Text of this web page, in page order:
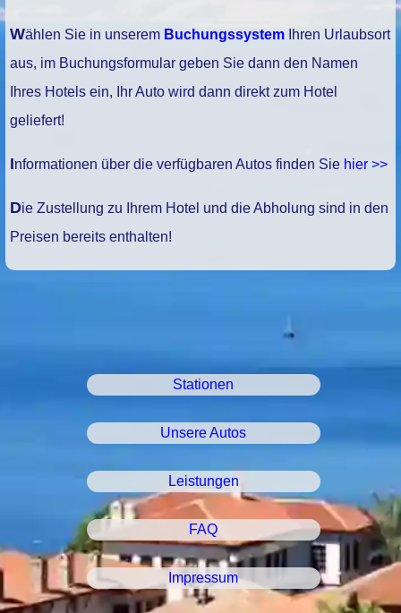
Wählen Sie in unserem Buchungssystem Ihren Urlaubsort
aus, im Buchungsformular geben Sie dann den Namen
Ihres Hotels ein, Ihr Auto wird dann direkt zum Hotel
geliefert!
Informationen über die verfügbaren Autos finden Sie hier >>
Die Zustellung zu Ihrem Hotel und die Abholung sind in den
Preisen bereits enthalten!
Stationen
Unsere Autos
Leistungen
FAQ
Impressum